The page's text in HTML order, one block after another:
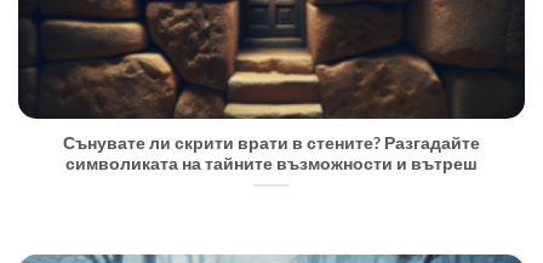
Сънувате ли скрити врати в стените? Разгадайте
символиката на тайните възможности и вътреш